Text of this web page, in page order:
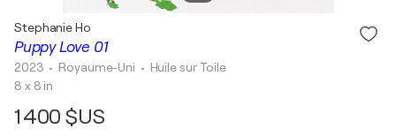
Puppy Love 01
Stephanie Ho
2023 • Royaume-Uni • Huile sur Toile
8 x 8 in
1 400 $US